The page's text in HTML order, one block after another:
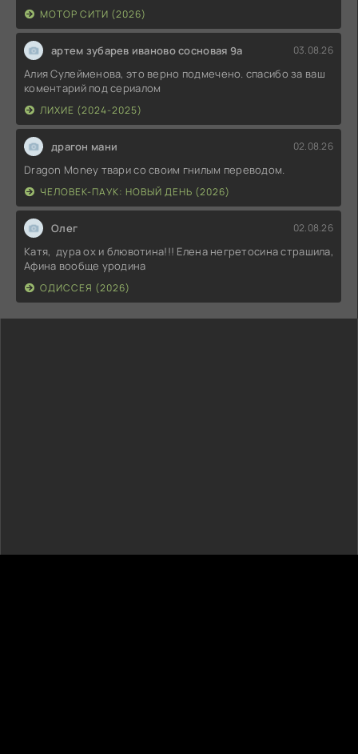
МОТОР СИТИ (2026)
артем зубарев иваново сосновая 9а 03.08.26
Алия Сулейменова, это верно подмечено. спасибо за ваш
коментарий под сериалом
ЛИХИЕ (2024-2025)
драгон мани 02.08.26
Dragon Money твари со своим гнилым переводом.
ЧЕЛОВЕК-ПАУК: НОВЫЙ ДЕНЬ (2026)
Олег 02.08.26
Катя, дура ох и блювотина!!! Елена негретосина страшила,
Афина вообще уродина
ОДИССЕЯ (2026)